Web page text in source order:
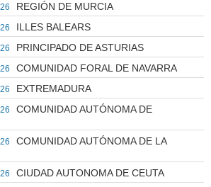
REGIÓN DE MURCIA
ILLES BALEARS
PRINCIPADO DE ASTURIAS
COMUNIDAD FORAL DE NAVARRA
EXTREMADURA
COMUNIDAD AUTÓNOMA DE
COMUNIDAD AUTÓNOMA DE LA
CIUDAD AUTONOMA DE CEUTA